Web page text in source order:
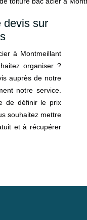
devis sur
à Montmeillant
organiser ?
auprès de notre
notre service.
de définir le prix
souhaitez mettre
et à récupérer